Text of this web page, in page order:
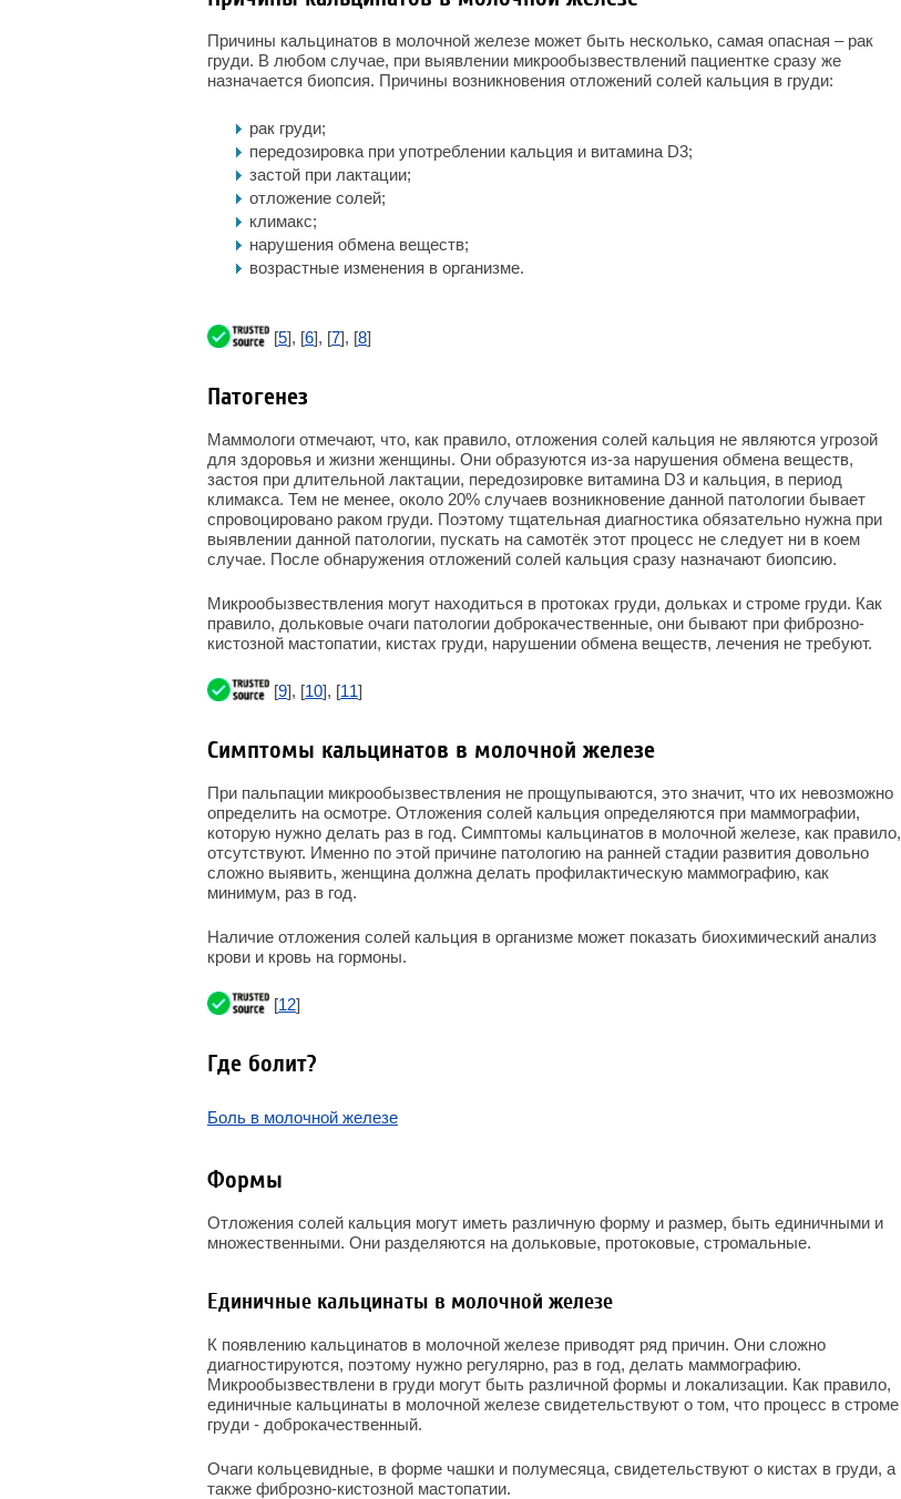
Причины кальцинатов в молочной железе может быть несколько, самая опасная – рак
груди. В любом случае, при выявлении микрообызвествлений пациентке сразу же
назначается биопсия. Причины возникновения отложений солей кальция в груди:
рак груди;
передозировка при употреблении кальция и витамина D3;
застой при лактации;
отложение солей;
климакс;
нарушения обмена веществ;
возрастные изменения в организме.
[5], [6], [7], [8]
Патогенез
Маммологи отмечают, что, как правило, отложения солей кальция не являются угрозой
для здоровья и жизни женщины. Они образуются из-за нарушения обмена веществ,
застоя при длительной лактации, передозировке витамина D3 и кальция, в период
климакса. Тем не менее, около 20% случаев возникновение данной патологии бывает
спровоцировано раком груди. Поэтому тщательная диагностика обязательно нужна при
выявлении данной патологии, пускать на самотёк этот процесс не следует ни в коем
случае. После обнаружения отложений солей кальция сразу назначают биопсию.
Микрообызвествления могут находиться в протоках груди, дольках и строме груди. Как
правило, дольковые очаги патологии доброкачественные, они бывают при фиброзно-
кистозной мастопатии, кистах груди, нарушении обмена веществ, лечения не требуют.
[9], [10], [11]
Симптомы кальцинатов в молочной железе
При пальпации микрообызвествления не прощупываются, это значит, что их невозможно
определить на осмотре. Отложения солей кальция определяются при маммографии,
которую нужно делать раз в год. Симптомы кальцинатов в молочной железе, как правило,
отсутствуют. Именно по этой причине патологию на ранней стадии развития довольно
сложно выявить, женщина должна делать профилактическую маммографию, как
минимум, раз в год.
Наличие отложения солей кальция в организме может показать биохимический анализ
крови и кровь на гормоны.
[12]
Где болит?
Боль в молочной железе
Формы
Отложения солей кальция могут иметь различную форму и размер, быть единичными и
множественными. Они разделяются на дольковые, протоковые, стромальные.
Единичные кальцинаты в молочной железе
К появлению кальцинатов в молочной железе приводят ряд причин. Они сложно
диагностируются, поэтому нужно регулярно, раз в год, делать маммографию.
Микрообызвествлени в груди могут быть различной формы и локализации. Как правило,
единичные кальцинаты в молочной железе свидетельствуют о том, что процесс в строме
груди - доброкачественный.
Очаги кольцевидные, в форме чашки и полумесяца, свидетельствуют о кистах в груди, а
также фиброзно-кистозной мастопатии.